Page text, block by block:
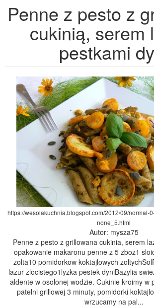
Penne z pesto z
cukinią, serem
pestkami
https://wesolakuchnia.blogspot.com/2012/09/normal-
none_5.html
Autor: mysza75
Penne z pesto z grillowana cukinia, serem
opakowanie makaronu penne z 5 zboz1
zolta10 pomidorkow koktajlowych
lazur zlocistego1lyzka pestek dyniBazylia
aldente w osolonej wodzie. Cukinie kroimy w
patelni grillowej 3 minuty, pomidorki
wrzucamy na pal...